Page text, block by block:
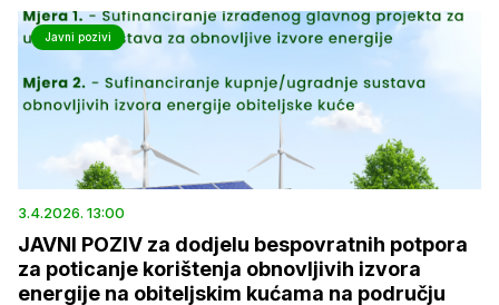
Javni pozivi
3.4.2026. 13:00
JAVNI POZIV za dodjelu bespovratnih potpora
za poticanje korištenja obnovljivih izvora
energije na obiteljskim kućama na području